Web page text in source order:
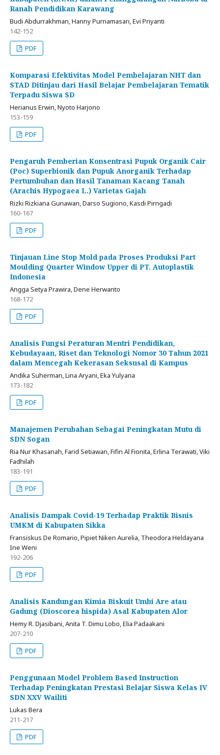
Ranah Pendidikan Karawang
Budi Abdurrakhman, Hanny Purnamasari, Evi Priyanti
142-152
PDF
Komparasi Efektivitas Model Pembelajaran NHT dan
STAD Ditinjau dari Hasil Belajar Pembelajaran Tematik
Terpadu Siswa SD
Herianus Erwin, Nyoto Harjono
153-159
PDF
Pengaruh Pemberian Konsentrasi Pupuk Organik Cair
(Poc) Superbionik dan Pupuk Anorganik Terhadap
Pertumbuhan dan Hasil Tanaman Kacang Tanah
(Arachis Hypogaea L.) Varietas Gajah
Rizki Rizkiana Gunawan, Darso Sugiono, Kasdi Pirngadi
160-167
PDF
Tinjauan Line Stop Mold pada Proses Produksi Part
Moulding Quarter Window Upper di PT. Autoplastik
Indonesia
Angga Setya Prawira, Dene Herwanto
168-172
PDF
Analisis Fungsi Peraturan Mentri Pendidikan,
Kebudayaan, Riset dan Teknologi Nomor 30 Tahun 2021
dalam Mencegah Kekerasan Seksusal di Kampus
Andika Suherman, Lina Aryani, Eka Yulyana
173-182
PDF
Manajemen Perubahan Sebagai Peningkatan Mutu di
SDN Sogan
Ria Nur Khasanah, Farid Setiawan, Fifin Al Fionita, Erlina Terawati, Viki
Fadhilah
183-191
PDF
Analisis Dampak Covid-19 Terhadap Praktik Bisnis
UMKM di Kabupaten Sikka
Fransiskus De Romario, Pipiet Niken Aurelia, Theodora Heldayana
Ine Weni
192-206
PDF
Analisis Kandungan Kimia Biskuit Umbi Are atau
Gadung (Dioscorea hispida) Asal Kabupaten Alor
Hemy R. Djasibani, Anita T. Dimu Lobo, Elia Padaakani
207-210
PDF
Penggunaan Model Problem Based Instruction
Terhadap Peningkatan Prestasi Belajar Siswa Kelas IV
SDN XXV Wailiti
Lukas Bera
211-217
PDF